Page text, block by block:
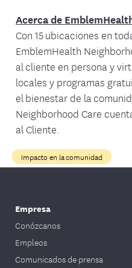
Acerca de
Con 15 ubicaciones en
EmblemHealth
al cliente en persona y
locales y programas
el bienestar de la
Neighborhood Care
al Cliente.
Impacto en la comunidad
Empresa
Conózcanos
Empleos
Comunicados de prensa